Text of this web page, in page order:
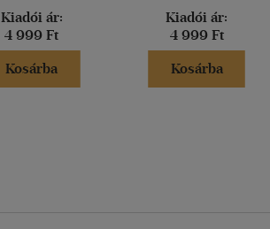
Kiadói ár:
4 999 Ft
Kosárba
Kiadói ár:
4 999 Ft
Kosárba